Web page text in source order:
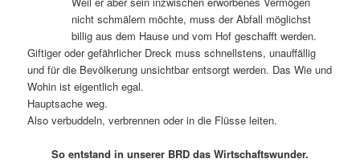
nicht schmälern möchte, muss der Abfall möglichst
billig aus dem Hause und vom Hof geschafft werden.
Giftiger oder gefährlicher Dreck muss schnellstens, unauffällig
und für die Bevölkerung unsichtbar entsorgt werden. Das Wie und
Wohin ist eigentlich egal.
Hauptsache weg.
Also verbuddeln, verbrennen oder in die Flüsse leiten.
So entstand in unserer BRD das Wirtschaftswunder.